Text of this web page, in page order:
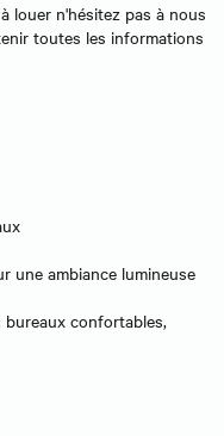
louer n'hésitez pas à nous
toutes les informations
une ambiance lumineuse
confortables,